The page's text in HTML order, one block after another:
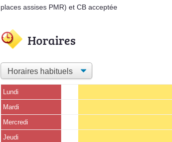
places assises PMR) et CB acceptée
Horaires
Lundi
Mardi
Mercredi
Jeudi